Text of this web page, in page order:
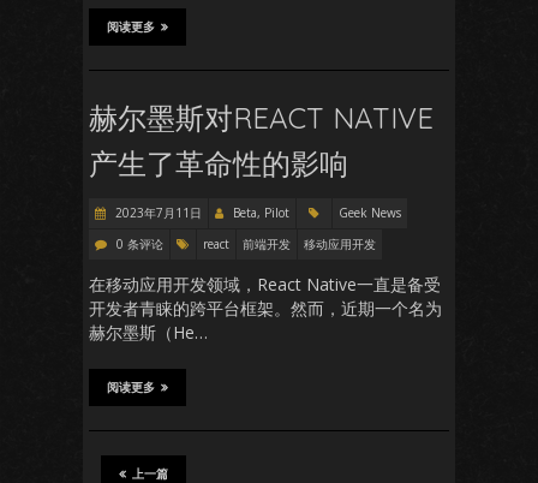
阅读更多
赫尔墨斯对REACT NATIVE
产生了革命性的影响
2023年7月11日 Beta, Pilot
Geek News
0 条评论
react 前端开发 移动应用开发
在移动应用开发领域，React Native一直是备受
开发者青睐的跨平台框架。然而，近期一个名为
赫尔墨斯（He…
阅读更多
上一篇